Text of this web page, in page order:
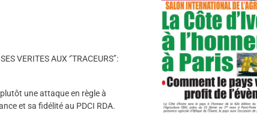
VERITES AUX ‘’TRACEURS’’:
une attaque en règle à
et sa fidélité au PDCI RDA.